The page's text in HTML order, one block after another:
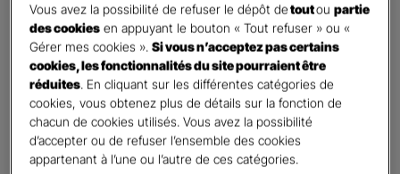
Etes-vous déjà titulaire d’un contrat Retraite ? *
Oui
Non
Quel est votre statut professionnel ?*
TNS (Travailleur non salarié)
Salarié
Vous avez la possibilité de refuser le dépôt detoutoupartie
des cookies en appuyant le bouton « Tout refuser » ou «
Gérer mes cookies ».Si vous n’acceptez pas certains
cookies, les fonctionnalités du site pourraient être
réduites. En cliquant sur les différentes catégories de
cookies, vous obtenez plus de détails sur la fonction de
chacun de cookies utilisés. Vous avez la possibilité
d’accepter ou de refuser l’ensemble des cookies
appartenant à l’une ou l’autre de ces catégories.